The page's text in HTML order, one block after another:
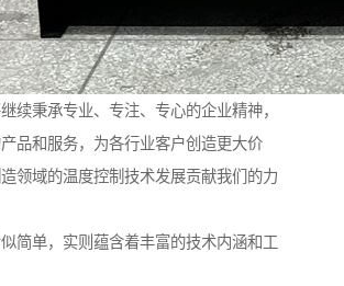
续秉承专业、专注、专心的企业精神，
品和服务，为各行业客户创造更大价
领域的温度控制技术发展贡献我们的力
简单，实则蕴含着丰富的技术内涵和工